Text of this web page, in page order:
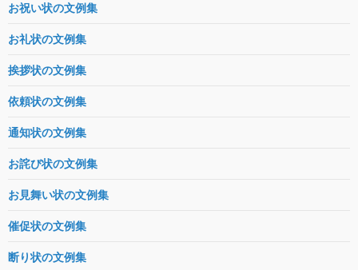
お祝い状の文例集
お礼状の文例集
挨拶状の文例集
依頼状の文例集
通知状の文例集
お詫び状の文例集
お見舞い状の文例集
催促状の文例集
断り状の文例集